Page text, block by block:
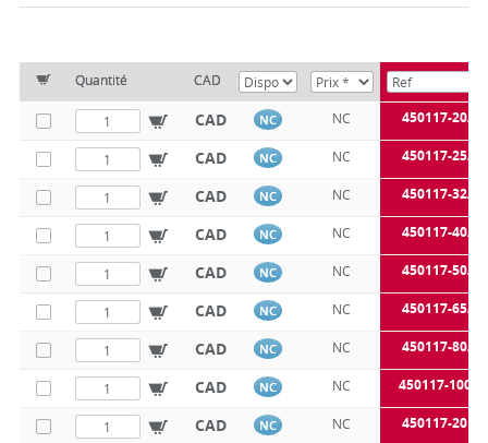
Quantité CAD
CAD NC NC 450117-20A
CAD NC NC 450117-25A
CAD NC NC 450117-32A
CAD NC NC 450117-40A
CAD NC NC 450117-50A
CAD NC NC 450117-65A
CAD NC NC 450117-80A
CAD NC NC 450117-100A
CAD NC NC 450117-20B